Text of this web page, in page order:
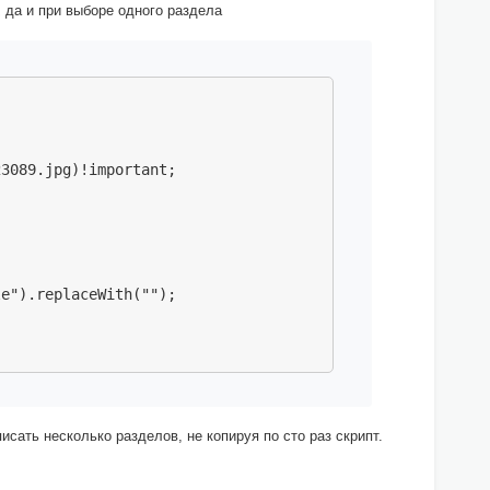
и при выборе одного раздела
несколько разделов, не копируя по сто раз скрипт.